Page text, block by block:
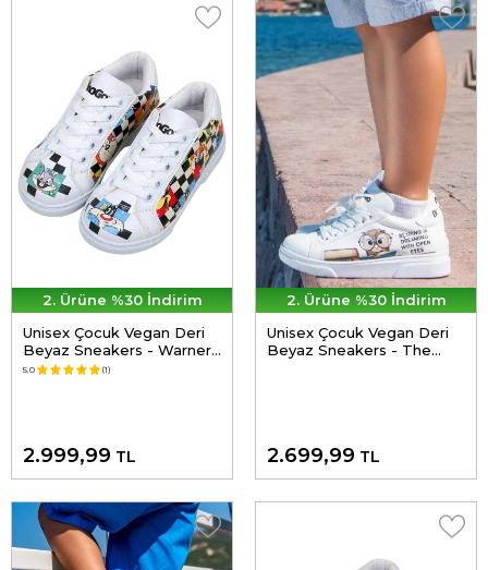
2. Ürüne %30 İndirim
Unisex Çocuk Vegan Deri
Beyaz Sneakers - Warner
Bros You're Despicable
5.0 (1)
2.999,99 TL
2. Ürüne %30 İndirim
Unisex Çocuk Vegan Deri
Beyaz Sneakers - The
2.699,99 TL